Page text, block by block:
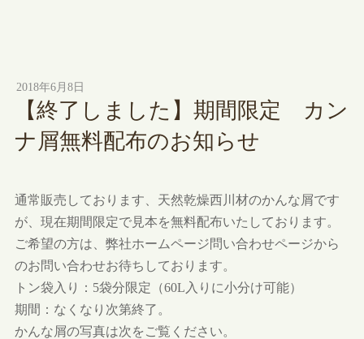
2018年6月8日
【終了しました】期間限定 カン
ナ屑無料配布のお知らせ
通常販売しております、天然乾燥西川材のかんな屑です
が、現在期間限定で見本を無料配布いたしております。
ご希望の方は、弊社ホームページ問い合わせページから
のお問い合わせお待ちしております。
トン袋入り：5袋分限定（60L入りに小分け可能）
期間：なくなり次第終了。
かんな屑の写真は次をご覧ください。